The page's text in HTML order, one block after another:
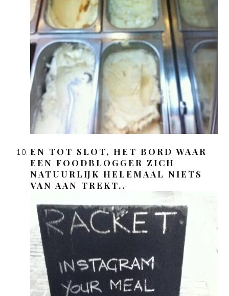
EN TOT SLOT, HET BORD WAAR
EEN FOODBLOGGER ZICH
NATUURLIJK HELEMAAL NIETS
VAN AAN TREKT..